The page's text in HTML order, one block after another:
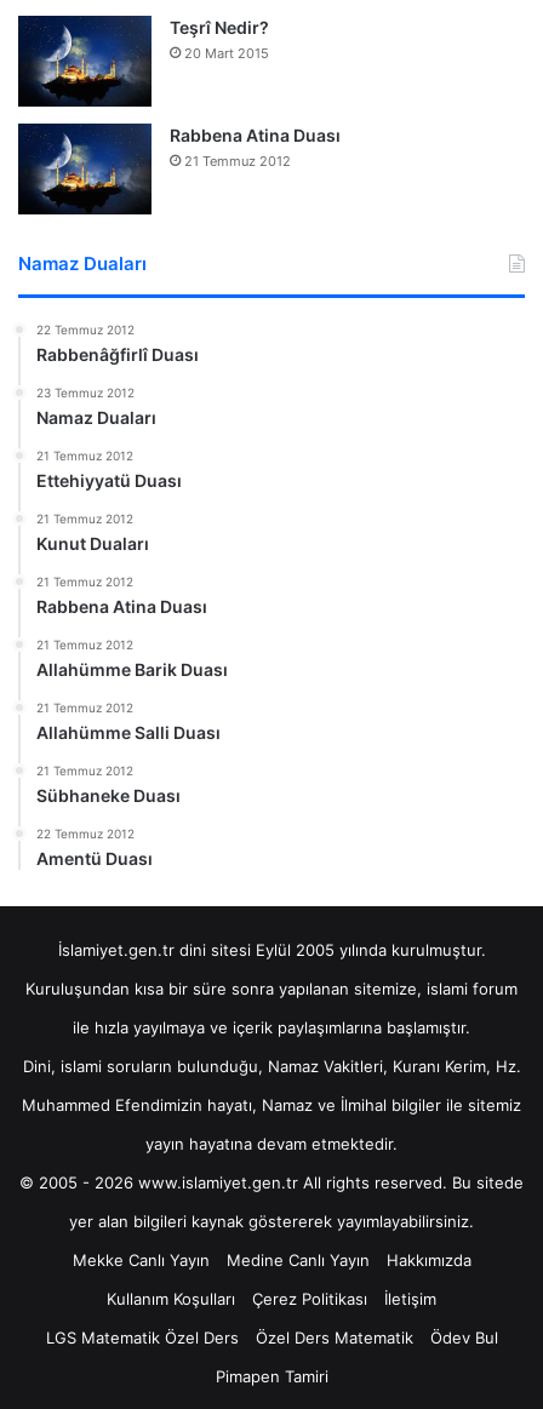
Teşrî Nedir?
20 Mart 2015
Rabbena Atina Duası
21 Temmuz 2012
Namaz Duaları
22 Temmuz 2012
Rabbenâğfirlî Duası
23 Temmuz 2012
Namaz Duaları
21 Temmuz 2012
Ettehiyyatü Duası
21 Temmuz 2012
Kunut Duaları
21 Temmuz 2012
Rabbena Atina Duası
21 Temmuz 2012
Allahümme Barik Duası
21 Temmuz 2012
Allahümme Salli Duası
21 Temmuz 2012
Sübhaneke Duası
22 Temmuz 2012
Amentü Duası
İslamiyet.gen.tr dini sitesi Eylül 2005 yılında kurulmuştur.
Kuruluşundan kısa bir süre sonra yapılanan sitemize, islami forum
ile hızla yayılmaya ve içerik paylaşımlarına başlamıştır.
Dini, islami soruların bulunduğu, Namaz Vakitleri, Kuranı Kerim, Hz.
Muhammed Efendimizin hayatı, Namaz ve İlmihal bilgiler ile sitemiz
yayın hayatına devam etmektedir.
© 2005 - 2026 www.islamiyet.gen.tr All rights reserved. Bu sitede
yer alan bilgileri kaynak göstererek yayımlayabilirsiniz.
Mekke Canlı Yayın
Medine Canlı Yayın
Hakkımızda
Kullanım Koşulları
Çerez Politikası
İletişim
LGS Matematik Özel Ders
Özel Ders Matematik
Ödev Bul
Pimapen Tamiri